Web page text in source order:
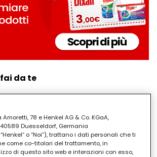
da te
e giallo
78 e Henkel AG & Co. KGaA,
Duesseldorf, Germania
o “Noi”), trattano i dati personali che ti
come co-titolari del trattamento, in
di questo sito web e interazioni con esso,